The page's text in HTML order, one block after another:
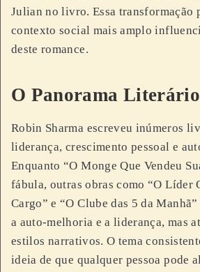
Julian no livro. Essa transformação
contexto social mais amplo
deste romance.
O Panorama
Robin Sharma escreveu inúmeros
liderança, crescimento pessoal e
Enquanto “O Monge Que Vendeu
fábula, outras obras como “O Líder
Cargo” e “O Clube das 5 da
a auto-melhoria e a liderança, mas
estilos narrativos. O tema
ideia de que qualquer pessoa pode